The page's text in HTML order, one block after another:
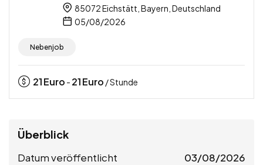
85072 Eichstätt, Bayern, Deutschland
05/08/2026
Nebenjob
21Euro - 21Euro / Stunde
Überblick
Datum veröffentlicht 03/08/2026